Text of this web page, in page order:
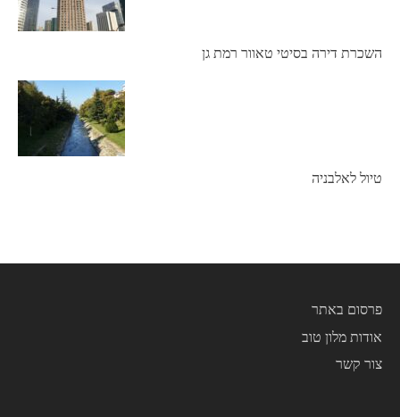
השכרת דירה בסיטי טאוור רמת גן
טיול לאלבניה
פרסום באתר
אודות מלון טוב
צור קשר